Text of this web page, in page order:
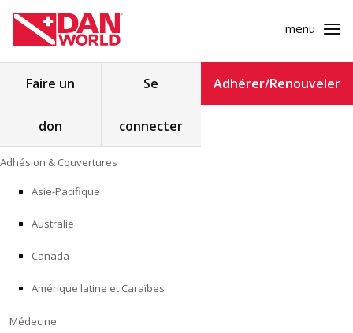
Skip
to
content
menu
ADHÉSION & COUVERTURES
RECHERCHE
FORMATION
Faire un
don
Se
connecter
Adhérer/Renouveler
Adhésion & Couvertures
Asie-Pacifique
Australie
Canada
Amérique latine et Caraïbes
Médecine